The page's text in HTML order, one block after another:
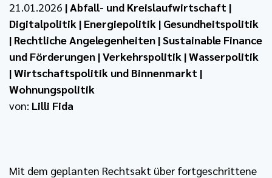
21.01.2026 |Abfall- und Kreislaufwirtschaft |
Digitalpolitik | Energiepolitik | Gesundheitspolitik
| Rechtliche Angelegenheiten |Sustainable Finance
und Förderungen |Verkehrspolitik |Wasserpolitik
|Wirtschaftspolitik und Binnenmarkt |
Wohnungspolitik
von: Lilli Fida
Mit dem geplanten Rechtsakt über fortgeschrittene